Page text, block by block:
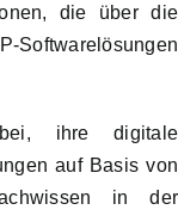
die über die
ihre digitale
auf Basis von
in der